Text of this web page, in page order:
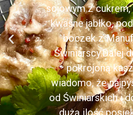
sojowym z
kwaśne jabłko,
boczek z
Świniarscy.Dalej
pokrojoną
wiadomo, że
od Świniarskich i
dużą ilość